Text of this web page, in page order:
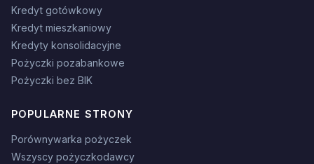
Kredyt gotówkowy
Kredyt mieszkaniowy
Kredyty konsolidacyjne
Pożyczki pozabankowe
Pożyczki bez BIK
POPULARNE STRONY
Porównywarka pożyczek
Wszyscy pożyczkodawcy